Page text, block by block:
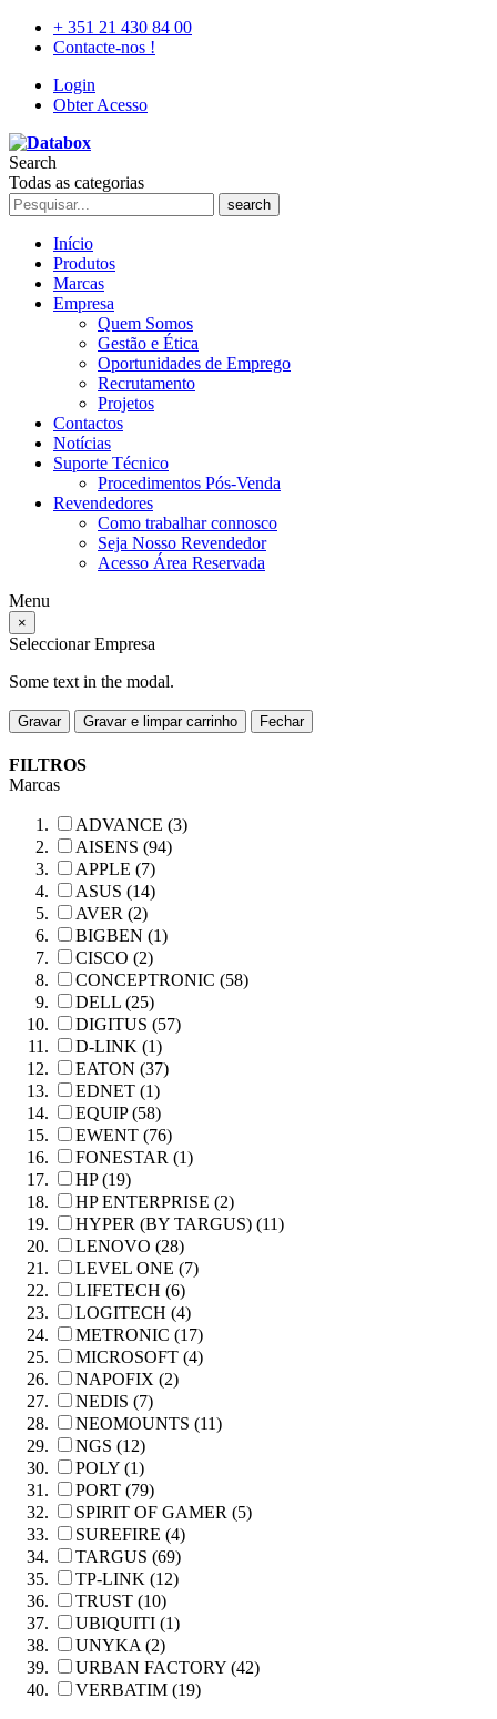
+ 351 21 430 84 00
Contacte-nos !
Login
Obter Acesso
Search
Todas as categorias
search
Início
Produtos
Marcas
Empresa
Quem Somos
Gestão e Ética
Oportunidades de Emprego
Recrutamento
Projetos
Contactos
Notícias
Suporte Técnico
Procedimentos Pós-Venda
Revendedores
Como trabalhar connosco
Seja Nosso Revendedor
Acesso Área Reservada
Menu
×
Seleccionar Empresa
Some text in the modal.
Gravar Gravar e limpar carrinho Fechar
FILTROS
Marcas
ADVANCE (3)
AISENS (94)
APPLE (7)
ASUS (14)
AVER (2)
BIGBEN (1)
CISCO (2)
CONCEPTRONIC (58)
DELL (25)
DIGITUS (57)
D-LINK (1)
EATON (37)
EDNET (1)
EQUIP (58)
EWENT (76)
FONESTAR (1)
HP (19)
HP ENTERPRISE (2)
HYPER (BY TARGUS) (11)
LENOVO (28)
LEVEL ONE (7)
LIFETECH (6)
LOGITECH (4)
METRONIC (17)
MICROSOFT (4)
NAPOFIX (2)
NEDIS (7)
NEOMOUNTS (11)
NGS (12)
POLY (1)
PORT (79)
SPIRIT OF GAMER (5)
SUREFIRE (4)
TARGUS (69)
TP-LINK (12)
TRUST (10)
UBIQUITI (1)
UNYKA (2)
URBAN FACTORY (42)
VERBATIM (19)